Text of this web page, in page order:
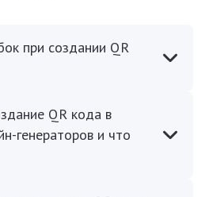
при создании QR
QR кода в
генераторов и что